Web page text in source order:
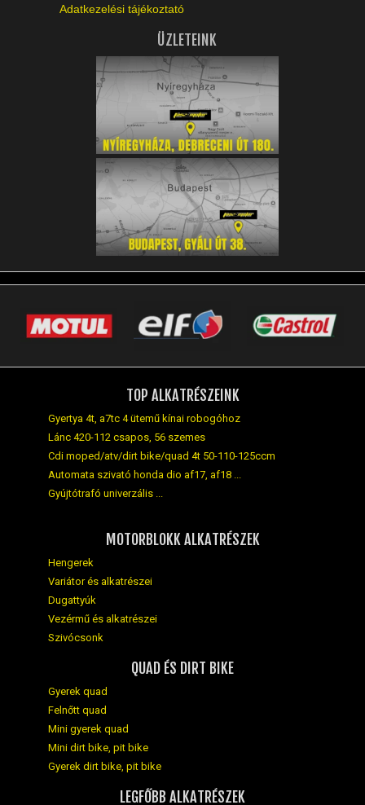
Adatkezelési tájékoztató
ÜZLETEINK
TOP ALKATRÉSZEINK
Gyertya 4t, a7tc 4 ütemű kínai robogóhoz
Lánc 420-112 csapos, 56 szemes
Cdi moped/atv/dirt bike/quad 4t 50-110-125ccm
Automata szivató honda dio af17, af18 ...
Gyújtótrafó univerzális ...
MOTORBLOKK ALKATRÉSZEK
Hengerek
Variátor és alkatrészei
Dugattyúk
Vezérmű és alkatrészei
Szivócsonk
QUAD ÉS DIRT BIKE
Gyerek quad
Felnőtt quad
Mini gyerek quad
Mini dirt bike, pit bike
Gyerek dirt bike, pit bike
LEGFŐBB ALKATRÉSZEK